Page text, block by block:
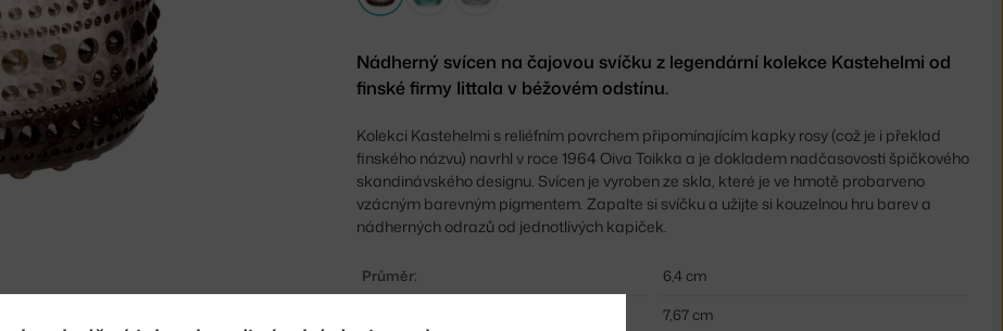
Nádherný svícen na čajovou svíčku z legendární kolekce Kastehelmi od
finské firmy Iittala v béžovém odstínu.
Kolekci Kastehelmi s reliéfním povrchem připomínajícím kapky rosy (což je i překlad
finského názvu) navrhl v roce 1964 Oiva Toikka a je dokladem nadčasovosti špičkového
skandinávského designu. Svícen je vyroben ze skla, které je ve hmotě probarveno
vzácným barevným pigmentem. Zapalte si svíčku a užijte si kouzelnou hru barev a
nádherných odrazů od jednotlivých kapiček.
Průměr:
6,4 cm
7,67 cm